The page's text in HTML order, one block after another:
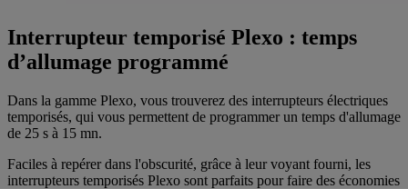
Interrupteur temporisé Plexo : temps
d’allumage programmé
Dans la gamme Plexo, vous trouverez des interrupteurs électriques
temporisés, qui vous permettent de programmer un temps d'allumage
de 25 s à 15 mn.
Faciles à repérer dans l'obscurité, grâce à leur voyant fourni, les
interrupteurs temporisés Plexo sont parfaits pour faire des économies